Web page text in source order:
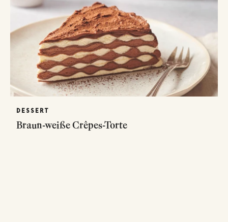
DESSERT
Braun-weiße Crêpes-Torte